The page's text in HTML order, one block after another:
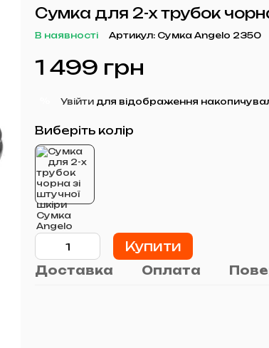
Сумка для 2-х трубок
В наявності Артикул: Сумка Angelo 2350
1 499 грн
Увійти для відображення
Виберіть колір
Купити
Доставка Оплата